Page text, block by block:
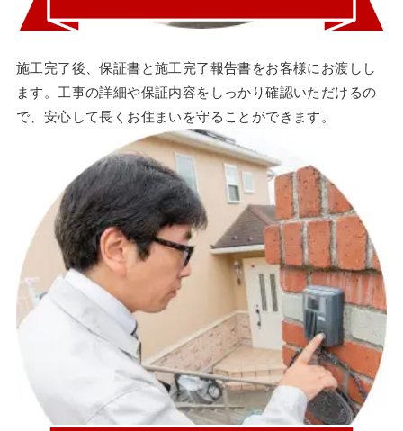
施工完了後、保証書と施工完了報告書をお客様にお渡しし
ます。工事の詳細や保証内容をしっかり確認いただけるの
で、安心して長くお住まいを守ることができます。